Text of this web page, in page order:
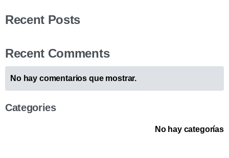
Recent Posts
Recent Comments
No hay comentarios que mostrar.
Categories
No hay categorías